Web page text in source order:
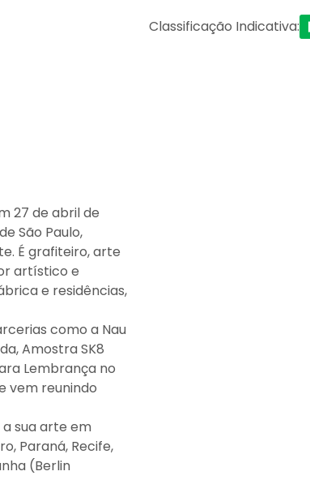
Classificação Indicativa:
27 de abril de
São Paulo,
É grafiteiro, arte
artístico e
e residências,
como a Nau
Amostra SK8
Lembrança no
vem reunindo
a sua arte em
Paraná, Recife,
(Berlin